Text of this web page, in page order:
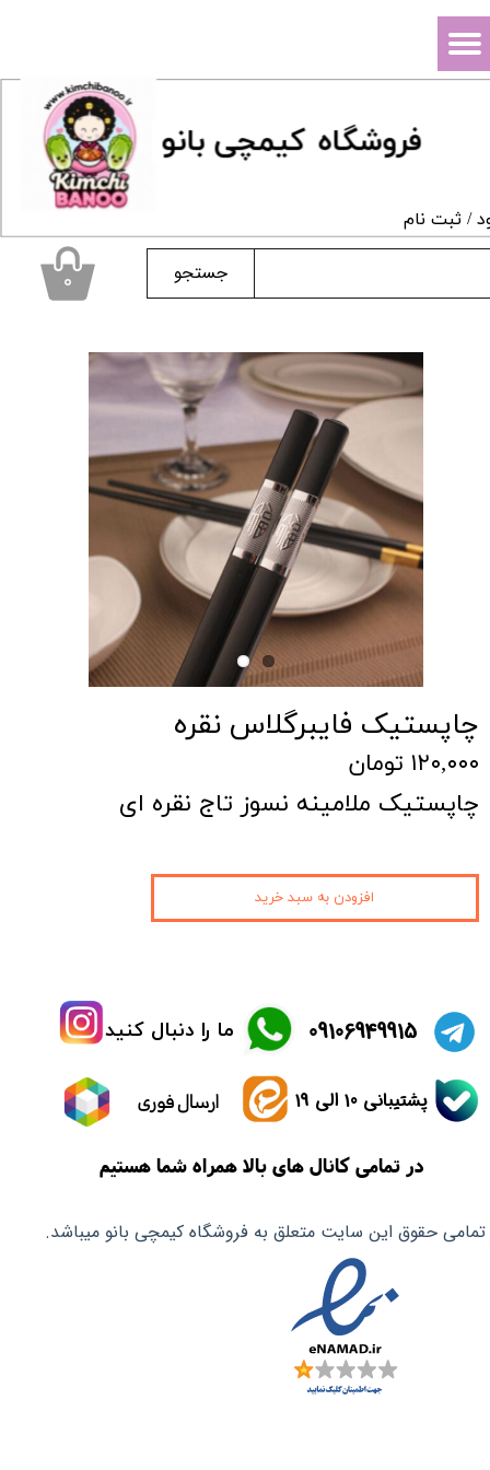
فروشگاه کیمچی بانو
جستجو
/ ثبت نام
حساب کاربری من
سفارشات
۰
چاپستیک فایبرگلاس نقره
۱۲۰,۰۰۰ تومان
چاپستیک ملامینه نسوز تاج نقره ای
افزودن به سبد خرید
تمامی حقوق این سایت متعلق به فروشگاه کیمچی بانو میباشد.
ما را دنبال کنید ​09106949915
ارسال فوری پشتیبانی 10 الی 19
در تمامی کانال های بالا همراه شما هستیم